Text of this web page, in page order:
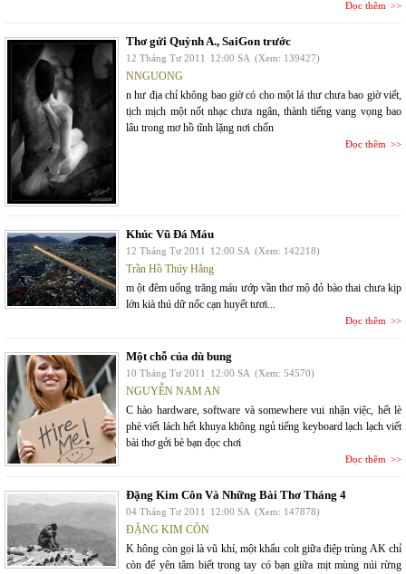
Đọc thêm
Thơ gửi Quỳnh A., SaiGon trước
12 Tháng Tư 2011 12:00 SA (Xem: 139427)
NNGUONG
n hư địa chỉ không bao giờ có cho một lá thư chưa bao giờ viết,
tịch mịch một nốt nhạc chưa ngân, thành tiếng vang vọng bao
lâu trong mơ hồ tĩnh lặng nơi chốn
Đọc thêm
Khúc Vũ Đá Máu
12 Tháng Tư 2011 12:00 SA (Xem: 142218)
Trần Hồ Thúy Hằng
m ột đêm uống trăng máu ướp vần thơ mộ đỏ bào thai chưa kịp
lớn kià thú dữ nốc cạn huyết tươi...
Đọc thêm
Một chỗ của dù bung
10 Tháng Tư 2011 12:00 SA (Xem: 54570)
NGUYỄN NAM AN
C hào hardware, software và somewhere vui nhận việc, hết lè
phè viết lách hết khuya không ngủ tiếng keyboard lạch lạch viết
bài thơ gởi bè bạn đọc chơi
Đọc thêm
Đặng Kim Côn Và Những Bài Thơ Tháng 4
04 Tháng Tư 2011 12:00 SA (Xem: 147878)
ĐẶNG KIM CÔN
K hông còn gọi là vũ khí, một khẩu colt giữa điệp trùng AK chỉ
còn để yên tâm biết trong tay có bạn giữa mịt mùng núi rừng